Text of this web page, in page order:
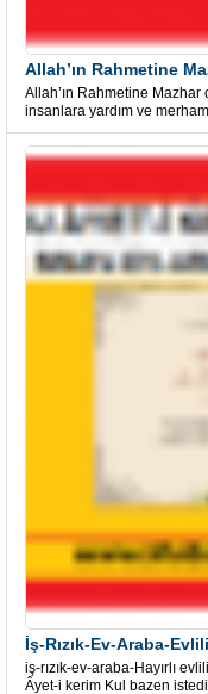
Allah’ın Rahmetine Mazhar
insanlara yardım ve
iş-rızık-ev-araba-Hayırlı
Âyet-i kerim Kul bazen